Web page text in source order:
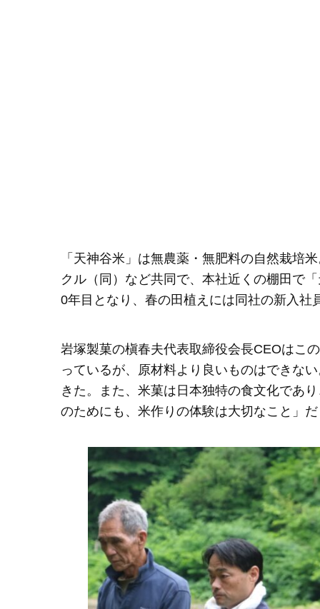
「天神谷米」は無農薬・無肥料の自然栽培
クル（同）など共同で、本社近くの棚田で
0年目となり、春の田植えには同社の新入
岩塚製菓の槇春夫代表取締役会長CEOはこ
っているが、原材料より良いものはできな
きた。また、米菓は日本独特の食文化であ
のためにも、米作りの体験は大切なこと」